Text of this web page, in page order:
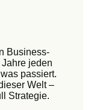
Business-
jeden
passiert.
Welt –
Strategie.